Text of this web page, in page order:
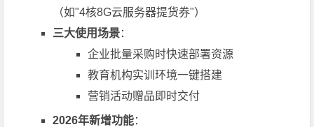
（如"4核8G云服务器提货券"）
三大使用场景：
企业批量采购时快速部署资源
教育机构实训环境一键搭建
营销活动赠品即时交付
2026年新增功能：